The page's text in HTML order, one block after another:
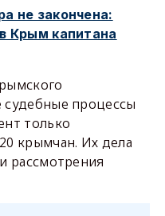
не закончена:
Крым капитана
процессы
только
крымчан. Их дела
рассмотрения